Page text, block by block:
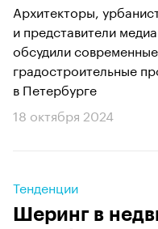
Архитекторы,
и представители
обсудили современные
градостроительные
в Петербурге
18 октября 2024
Тенденции
Шеринг в